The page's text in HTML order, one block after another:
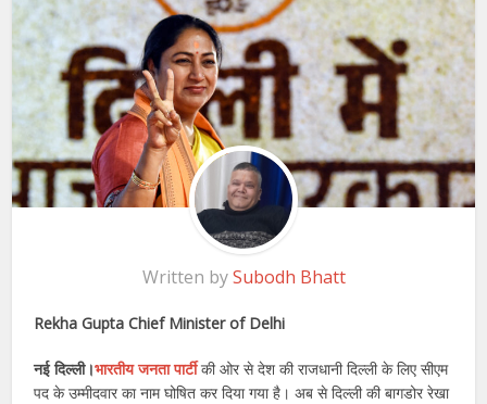
Written bySubodh Bhatt
Rekha Gupta Chief Minister of Delhi
नई दिल्ली।भारतीय जनता पार्टीकी ओर से देश की राजधानी दिल्ली के लिए सीएम
पद के उम्मीदवार का नाम घोषित कर दिया गया है। अब से दिल्ली की बागडोर रेखा